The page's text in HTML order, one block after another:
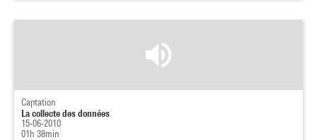
Captation
La collecte des données
15-06-2010
01h 38min